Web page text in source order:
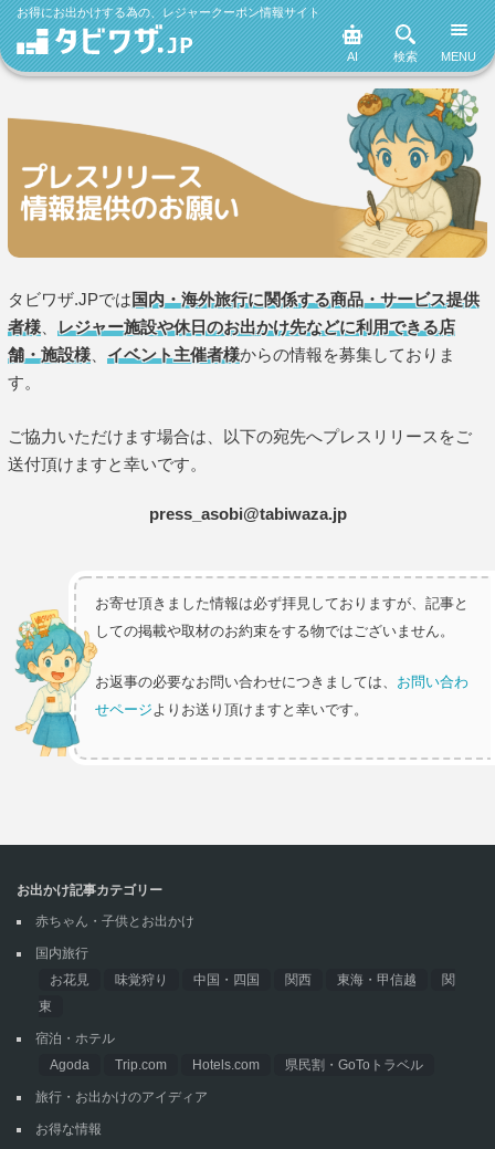
お得にお出かけする為の、レジャークーポン情報サイト
AI 検索 MENU
タビワザ.JPでは国内・海外旅行に関係する商品・サービス提供
者様
レジャー施設や休日のお出かけ先などに利用できる店
舗・施設様
イベント主催者様からの情報を募集しておりま
す。
ご協力いただけます場合は、以下の宛先へプレスリリースをご
送付頂けますと幸いです。
press_asobi@tabiwaza.jp
お寄せ頂きました情報は必ず拝見しておりますが、記事と
しての掲載や取材のお約束をする物ではございません。
お返事の必要なお問い合わせにつきましては、 お問い合わ
せページ よりお送り頂けますと幸いです。
お出かけ記事カテゴリー
赤ちゃん・子供とお出かけ
国内旅行
お花見
味覚狩り 中国・四国 関西 東海・甲信越
関
東
宿泊・ホテル
Agoda
Trip.com Hotels.com 県民割・GoToトラベル
旅行・お出かけのアイディア
お得な情報